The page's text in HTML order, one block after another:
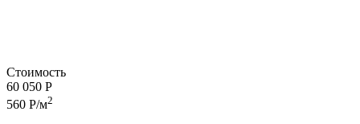
Стоимость
60 050 Р
560 Р/м2